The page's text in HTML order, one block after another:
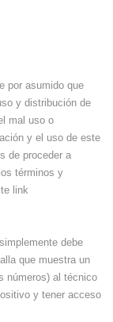
por asumido que
y distribución de
mal uso o
y el uso de este
de proceder a
términos y
link
debe
que muestra un
números) al técnico
y tener acceso